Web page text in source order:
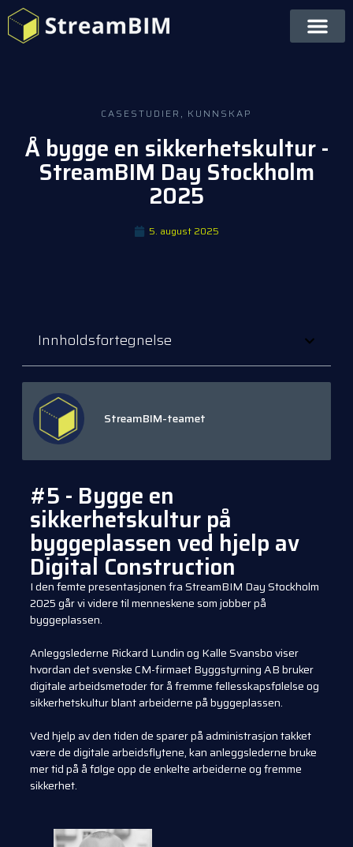
CASESTUDIER , KUNNSKAP
Å bygge en sikkerhetskultur -
StreamBIM Day Stockholm
2025
5. august 2025
Innholdsfortegnelse
StreamBIM-teamet
#5 - Bygge en
sikkerhetskultur på
byggeplassen ved hjelp av
Digital Construction
I den femte presentasjonen fra StreamBIM Day Stockholm
2025 går vi videre til menneskene som jobber på
byggeplassen.
Anleggslederne Rickard Lundin og Kalle Svansbo viser
hvordan det svenske CM-firmaet Byggstyrning AB bruker
digitale arbeidsmetoder for å fremme fellesskapsfølelse og
sikkerhetskultur blant arbeiderne på byggeplassen.
Ved hjelp av den tiden de sparer på administrasjon takket
være de digitale arbeidsflytene, kan anleggslederne bruke
mer tid på å følge opp de enkelte arbeiderne og fremme
sikkerhet.